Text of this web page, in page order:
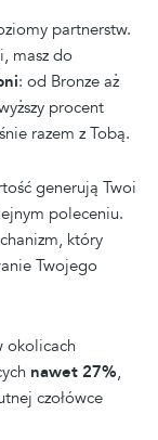
partnerstw.
masz do
: od Bronze aż
procent
razem z Tobą.
generują Twoi
poleceniu.
który
Twojego
okolicach
nawet 27%,
czołówce